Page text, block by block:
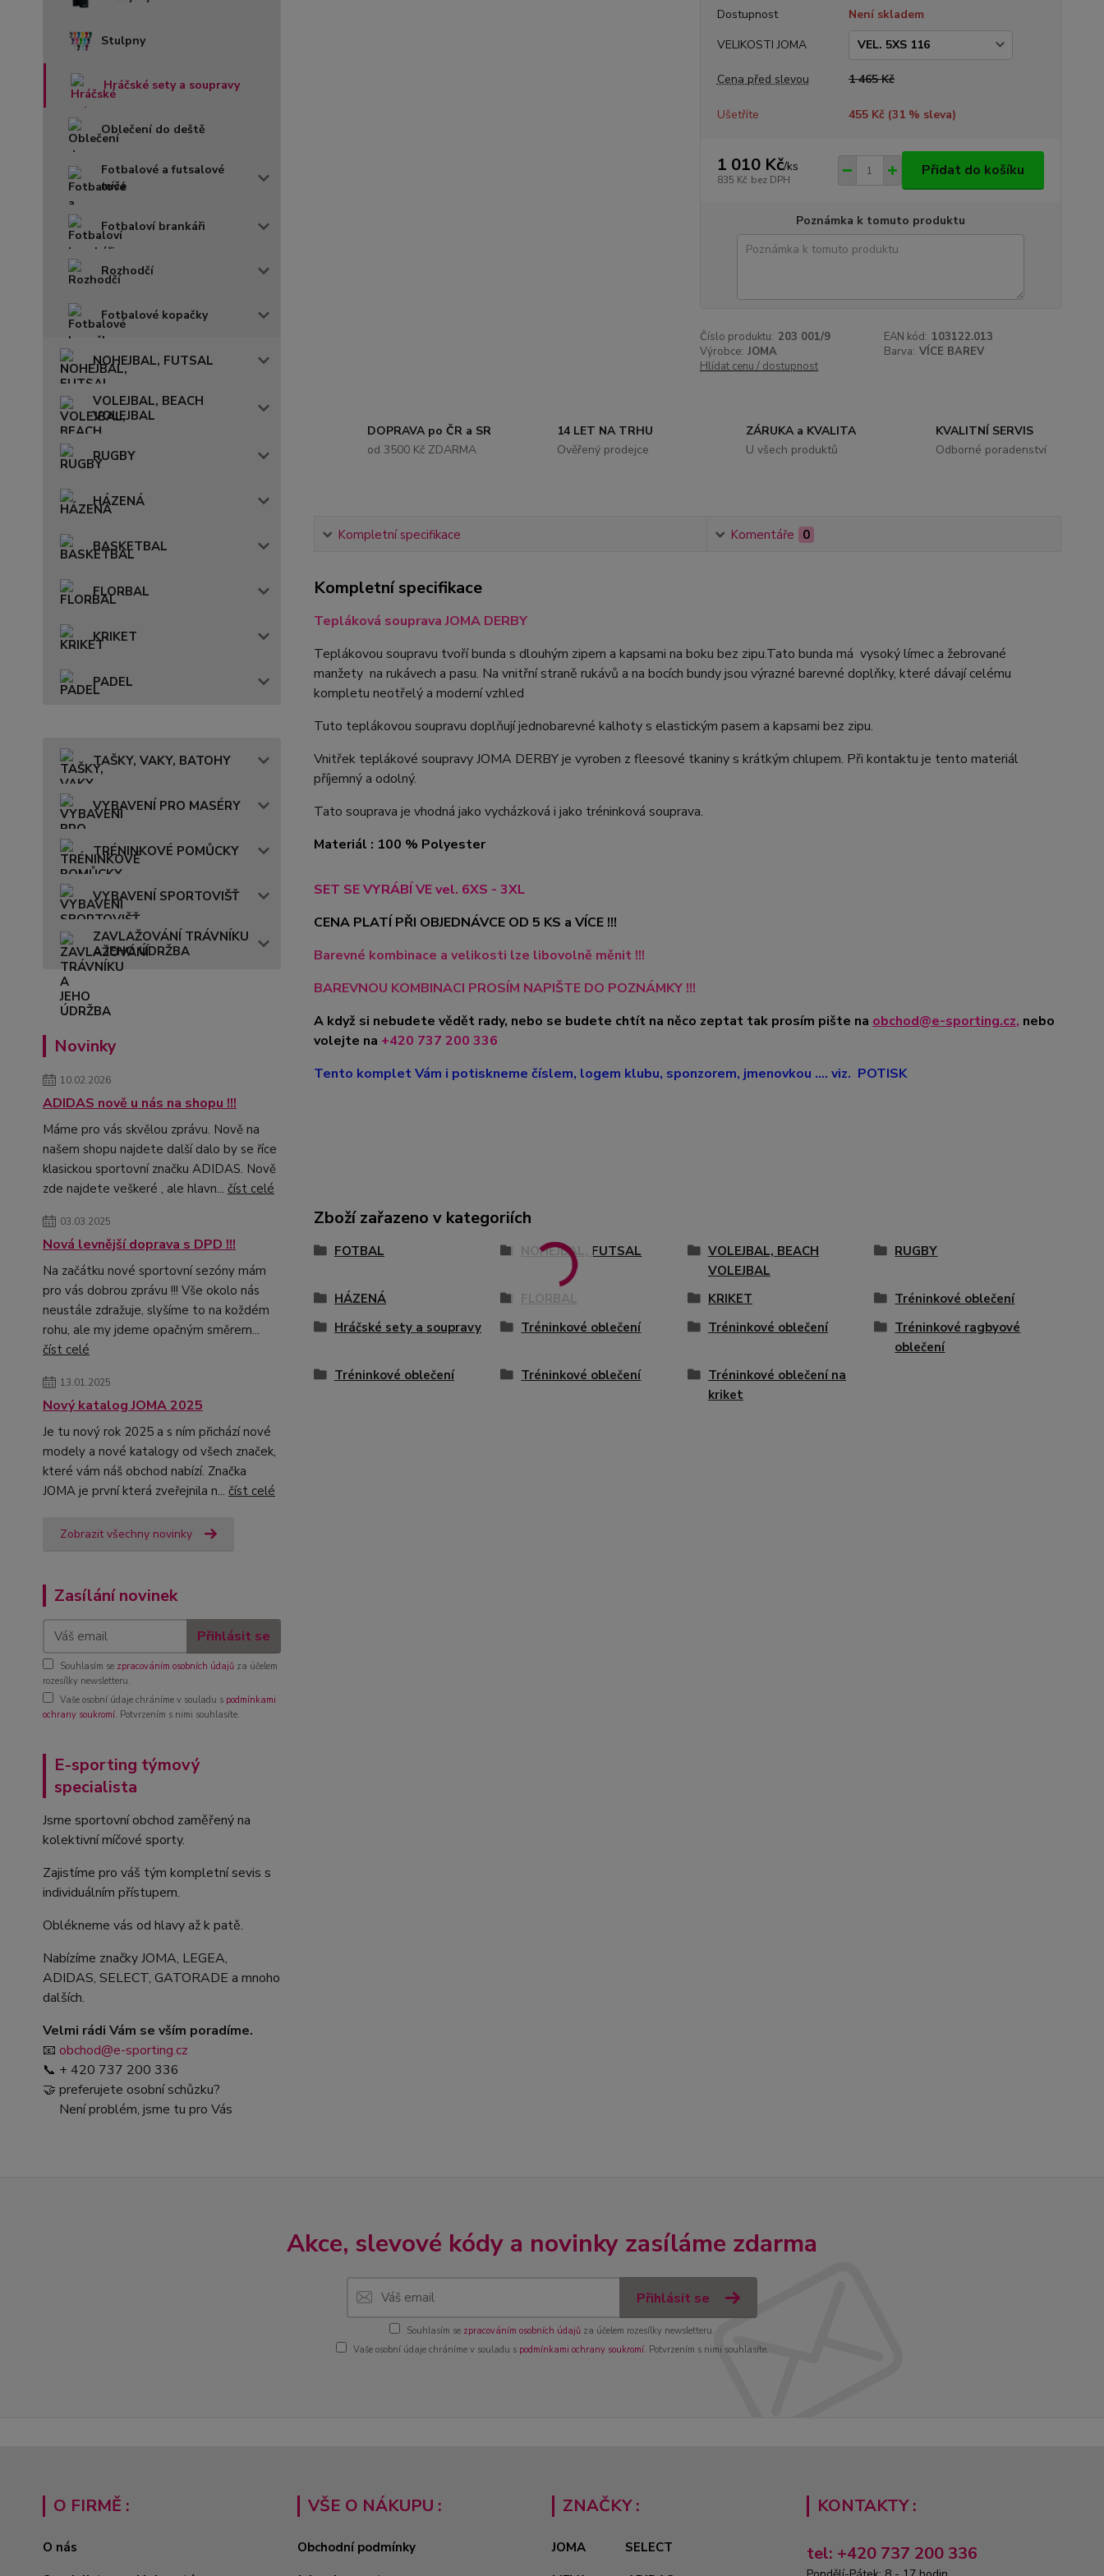
Stulpny
Hráčské sety a soupravy
Oblečení do deště
Fotbalové a futsalové
míče
Fotbaloví brankáři
Rozhodčí
Fotbalové kopačky
NOHEJBAL, FUTSAL
VOLEJBAL, BEACH
VOLEJBAL
RUGBY
HÁZENÁ
BASKETBAL
FLORBAL
KRIKET
PADEL
TAŠKY, VAKY, BATOHY
VYBAVENÍ PRO MASÉRY
TRÉNINKOVÉ POMŮCKY
VYBAVENÍ SPORTOVIŠŤ
ZAVLAŽOVÁNÍ TRÁVNÍKU
A JEHO ÚDRŽBA
Novinky
10.02.2026
ADIDAS nově u nás na shopu !!!
Máme pro vás skvělou zprávu. Nově na
našem shopu najdete další dalo by se říce
klasickou sportovní značku ADIDAS. Nově
zde najdete veškeré , ale hlavn... číst celé
03.03.2025
Nová levnější doprava s DPD !!!
Na začátku nové sportovní sezóny mám
pro vás dobrou zprávu !!! Vše okolo nás
neustále zdražuje, slyšíme to na koždém
rohu, ale my jdeme opačným směrem...
číst celé
13.01.2025
Nový katalog JOMA 2025
Je tu nový rok 2025 a s ním přichází nové
modely a nové katalogy od všech značek,
které vám náš obchod nabízí. Značka
JOMA je první která zveřejnila n... číst celé
Zobrazit všechny novinky
Zasílání novinek
Přihlásit se
Souhlasím se zpracováním osobních údajů za účelem
rozesílky newsletteru.
Vaše osobní údaje chráníme v souladu s podmínkami
ochrany soukromí. Potvrzením s nimi souhlasíte.
E-sporting týmový
specialista
Jsme sportovní obchod zaměřený na
kolektivní míčové sporty.
Zajistíme pro váš tým kompletní sevis s
individuálním přístupem.
Oblékneme vás od hlavy až k patě.
Nabízíme značky JOMA, LEGEA,
ADIDAS, SELECT, GATORADE a mnoho
dalších.
Velmi rádi Vám se vším poradíme.
📧 obchod@e-sporting.cz
📞 + 420 737 200 336
🤝 preferujete osobní schůzku?
Není problém, jsme tu pro Vás
Dostupnost
Není skladem
VELIKOSTI JOMA
Cena před slevou 1 465 Kč
Ušetříte 455 Kč (31% sleva)
1 010 Kč/ks
835 Kč bez DPH
Přidat do košíku
Poznámka k tomuto produktu
Číslo produktu: 203 001/9 EAN kód: 103122.013
Výrobce: JOMA Barva: VÍCE BAREV
Hlídat cenu / dostupnost
DOPRAVA po ČR a SR
od 3500 Kč ZDARMA
14 LET NA TRHU
Ověřený prodejce
ZÁRUKA a KVALITA
U všech produktů
KVALITNÍ SERVIS
Odborné poradenství
Kompletní specifikace Komentáře 0
Kompletní specifikace
Tepláková souprava JOMA DERBY
Teplákovou soupravu tvoří bunda s dlouhým zipem a kapsami na boku bez zipu.Tato bunda má vysoký límec a žebrované
manžety na rukávech a pasu. Na vnitřní straně rukávů a na bocích bundy jsou výrazné barevné doplňky, které dávají celému
kompletu neotřelý a moderní vzhled
Tuto teplákovou soupravu doplňují jednobarevné kalhoty s elastickým pasem a kapsami bez zipu.
Vnitřek teplákové soupravy JOMA DERBY je vyroben z fleesové tkaniny s krátkým chlupem. Při kontaktu je tento materiál
příjemný a odolný.
Tato souprava je vhodná jako vycházková i jako tréninková souprava.
Materiál : 100 % Polyester
SET SE VYRÁBÍ VE vel. 6XS - 3XL
CENA PLATÍ PŘI OBJEDNÁVCE OD 5 KS a VÍCE !!!
Barevné kombinace a velikosti lze libovolně měnit !!!
BAREVNOU KOMBINACI PROSÍM NAPIŠTE DO POZNÁMKY !!!
A když si nebudete vědět rady, nebo se budete chtít na něco zeptat tak prosím pište na obchod@e-sporting.cz, nebo
volejte na +420 737 200 336
Tento komplet Vám i potiskneme číslem, logem klubu, sponzorem, jmenovkou .... viz. POTISK
Zboží zařazeno v kategoriích
FOTBAL NOHEJBAL, FUTSAL
VOLEJBAL, BEACH
VOLEJBAL
RUGBY
HÁZENÁ KRIKET
Tréninkové oblečení
Hráčské sety a soupravy
Tréninkové oblečení Tréninkové oblečení
Tréninkové ragbyové
oblečení
Tréninkové oblečení
Tréninkové oblečení
Tréninkové oblečení na
kriket
Akce, slevové kódy a novinky zasíláme zdarma
Přihlásit se
Souhlasím se zpracováním osobních údajů za účelem rozesílky newsletteru.
Vaše osobní údaje chráníme v souladu s podmínkami ochrany soukromí. Potvrzením s nimi souhlasíte.
O FIRMĚ :
O nás
VŠE O NÁKUPU :
Obchodní podmínky
ZNAČKY :
JOMA
SELECT
KONTAKTY :
tel: +420 737 200 336